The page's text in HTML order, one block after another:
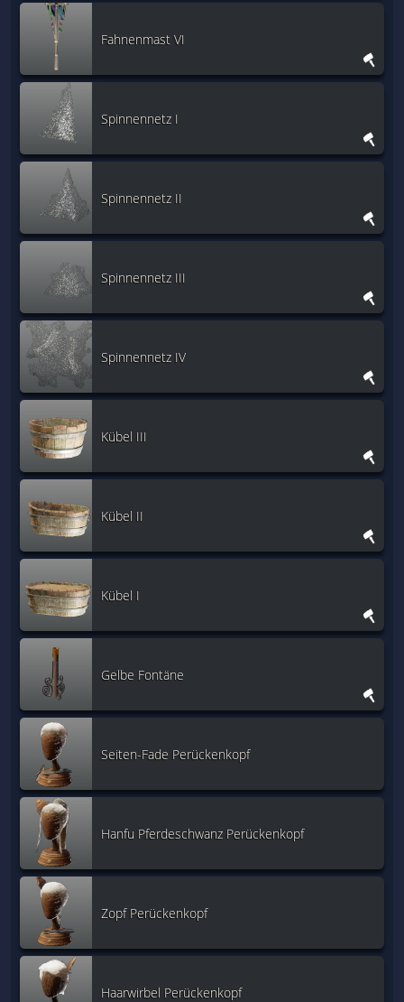
Fahnenmast VI
Spinnennetz I
Spinnennetz II
Spinnennetz III
Spinnennetz IV
Kübel III
Kübel II
Kübel I
Gelbe Fontäne
Seiten-Fade Perückenkopf
Hanfu Pferdeschwanz Perückenkopf
Zopf Perückenkopf
Haarwirbel Perückenkopf